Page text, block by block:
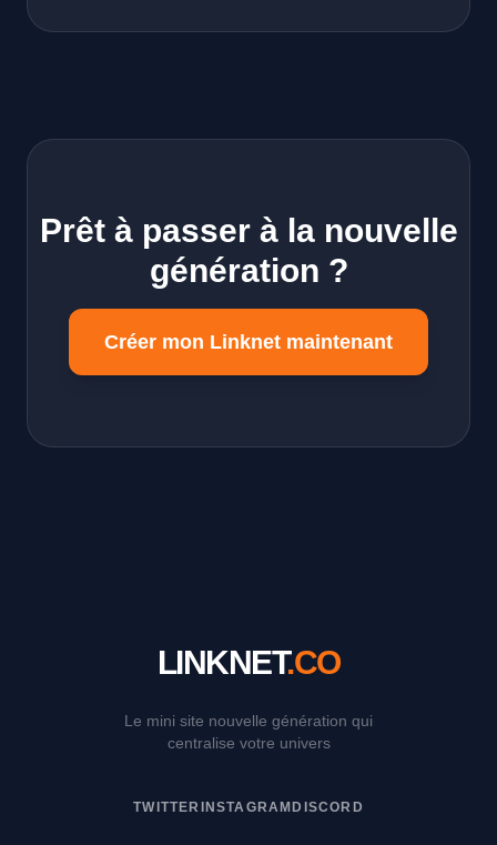
Prêt à passer à la nouvelle
génération ?
Créer mon Linknet maintenant
LINKNET.CO
Le mini site nouvelle génération qui
centralise votre univers
TWITTER INSTAGRAM DISCORD